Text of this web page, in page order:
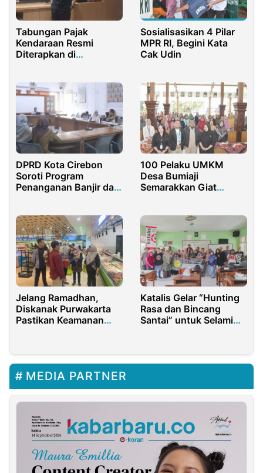
Tabungan Pajak
Kendaraan Resmi
Diterapkan di
Sosialisasikan 4 Pilar
MPR RI, Begini Kata
Cak Udin
DPRD Kota Cirebon
Soroti Program
Penanganan Banjir dan
100 Pelaku UMKM
Desa Bumiaji
Semarakkan Giat
Gekraf Kota Batu
Jelang Ramadhan,
Diskanak Purwakarta
Pastikan Keamanan
Katalis Gelar “Hunting
Rasa dan Bincang
Santai” untuk Selami
MEDIA PARTNER